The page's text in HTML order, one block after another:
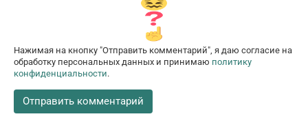
Нажимая на кнопку "Отправить комментарий", я даю согласие на
обработку персональных данных и принимаю политику
конфиденциальности.